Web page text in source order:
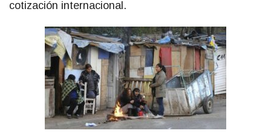
cotización internacional.